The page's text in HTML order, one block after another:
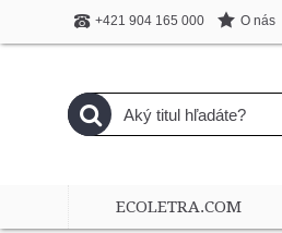
+421 904 165 000 O nás
ECOLETRA.COM